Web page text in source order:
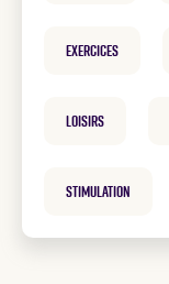
exercices
loisirs
Stimulation